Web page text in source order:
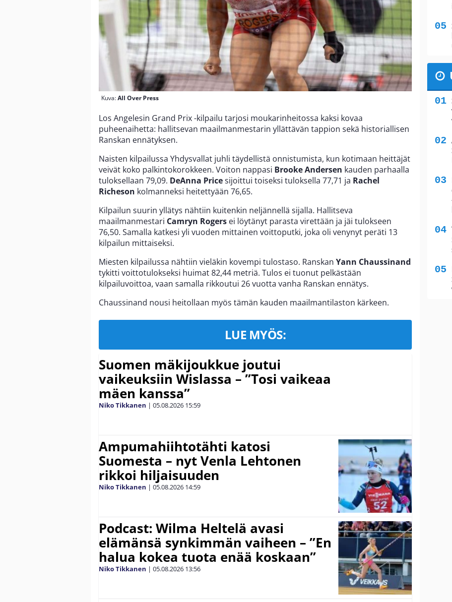
Kuva:All Over Press
Los Angelesin Grand Prix -kilpailu tarjosi moukarinheitossa kaksi kovaa
puheenaihetta: hallitsevan maailmanmestarin yllättävän tappion sekä historiallisen
Ranskan ennätyksen.
Naisten kilpailussa Yhdysvallat juhli täydellistä onnistumista, kun kotimaan heittäjät
veivät koko palkintokorokkeen. Voiton nappasi Brooke Andersen kauden parhaalla
tuloksellaan 79,09. DeAnna Pricesijoittui toiseksi tuloksella 77,71 ja Rachel
Richeson kolmanneksi heitettyään 76,65.
Kilpailun suurin yllätys nähtiin kuitenkin neljännellä sijalla. Hallitseva
maailmanmestari Camryn Rogers ei löytänyt parasta virettään ja jäi tulokseen
76,50. Samalla katkesi yli vuoden mittainen voittoputki, joka oli venynyt peräti 13
kilpailun mittaiseksi.
Miesten kilpailussa nähtiin vieläkin kovempi tulostaso. Ranskan Yann Chaussinand
tykitti voittotulokseksi huimat 82,44 metriä. Tulos ei tuonut pelkästään
kilpailuvoittoa, vaan samalla rikkoutui 26 vuotta vanha Ranskan ennätys.
Chaussinand nousi heitollaan myös tämän kauden maailmantilaston kärkeen.
LUE MYÖS:
Suomen mäkijoukkue joutui
vaikeuksiin Wislassa – ”Tosi vaikeaa
mäen kanssa”
Niko Tikkanen | 05.08.2026 15:59
Ampumahiihtotähti katosi
Suomesta – nyt Venla Lehtonen
rikkoi hiljaisuuden
Niko Tikkanen | 05.08.2026 14:59
Podcast: Wilma Heltelä avasi
elämänsä synkimmän vaiheen – ”En
halua kokea tuota enää koskaan”
Niko Tikkanen | 05.08.2026 13:56